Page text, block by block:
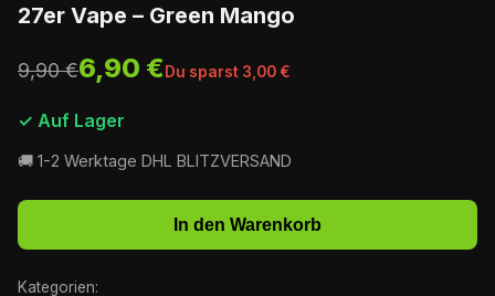
27er Vape – Green Mango
9,90 €6,90 €Du sparst 3,00 €
✓ Auf Lager
🚚 1-2 Werktage DHL BLITZVERSAND
In den Warenkorb
Kategorien: